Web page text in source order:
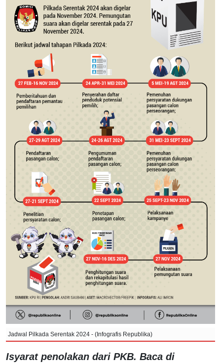
Jadwal Pilkada Serentak 2024 - (Infografis Republika)
Isyarat penolakan dari PKB. Baca di